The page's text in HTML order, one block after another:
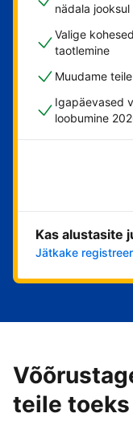
nädala jooksul
Valige
taotlemine
Muudame
Igapäevased
loobumine
Kas alustasite
Jätkake
teile toeks